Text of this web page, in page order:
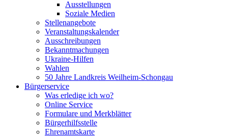
Ausstellungen
Soziale Medien
Stellenangebote
Veranstaltungskalender
Ausschreibungen
Bekanntmachungen
Ukraine-Hilfen
Wahlen
50 Jahre Landkreis Weilheim-Schongau
Bürgerservice
Was erledige ich wo?
Online Service
Formulare und Merkblätter
Bürgerhilfsstelle
Ehrenamtskarte